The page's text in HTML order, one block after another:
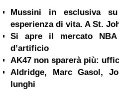
Mussini in esclusiva su
esperienza di vita. A St.
Si apre il mercato
d’artificio
AK47 non sparerà più:
Aldridge, Marc Gasol,
lunghi